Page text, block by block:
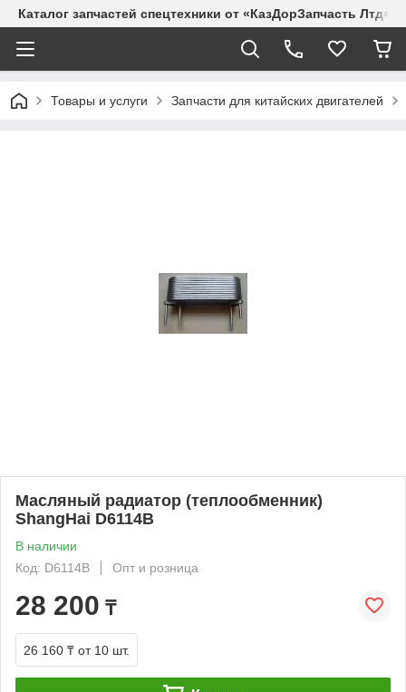
Каталог запчастей спецтехники от «КазДорЗапчасть Лтд»
Товары и услуги Запчасти для китайских двигателей
Масляный радиатор (теплообменник)
ShangHai D6114B
В наличии
Код: D6114B
Опт и розница
28 200 ₸
26 160 ₸ от 10 шт.